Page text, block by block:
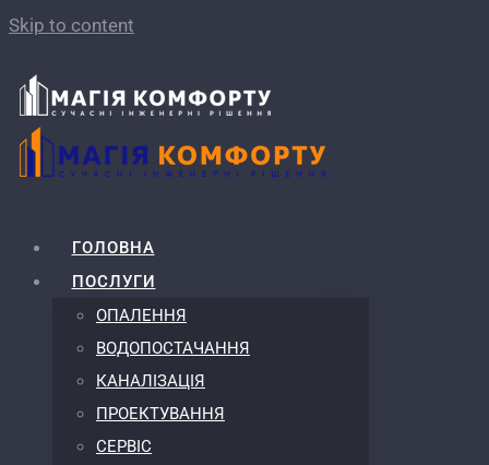
Skip to content
ГОЛОВНА
ПОСЛУГИ
ОПАЛЕННЯ
ВОДОПОСТАЧАННЯ
КАНАЛІЗАЦІЯ
ПРОЕКТУВАННЯ
СЕРВІС